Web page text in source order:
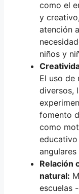
como el
y
atención
niños y
El uso de
diversos,
fomento
como
Relación
natural:
escuelas